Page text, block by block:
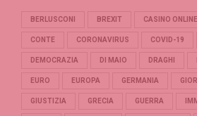
BERLUSCONI BREXIT CASINO
CONTE CORONAVIRUS COVID-19
DEMOCRAZIA DI MAIO DRAGHI
EURO EUROPA GERMANIA
GIUSTIZIA GRECIA GUERRA